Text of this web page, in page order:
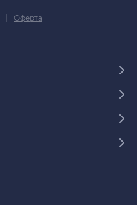
| Оферта